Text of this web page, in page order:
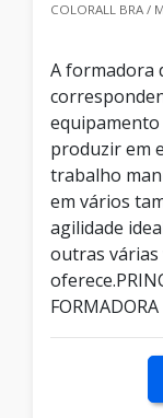
COLORALL BRA /
A formadora
produzir em
trabalho
em vários
agilidade
outras